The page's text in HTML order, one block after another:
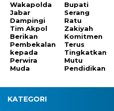
Wakapolda
Jabar
Dampingi
Tim Akpol
Berikan
Pembekalan
kepada
Perwira
Muda
Bupati
Serang
Ratu
Zakiyah
Komitmen
Terus
Tingkatkan
Mutu
Pendidikan
KATEGORI